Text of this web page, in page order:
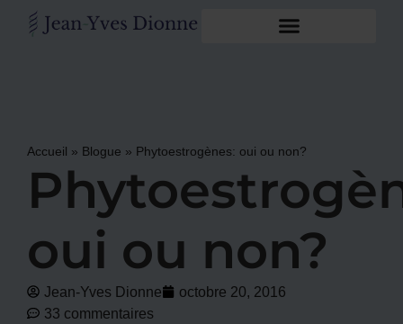
Accueil » Blogue » Phytoestrogènes: oui ou non?
oui ou non?
Jean-Yves Dionne
octobre 20, 2016
33 commentaires